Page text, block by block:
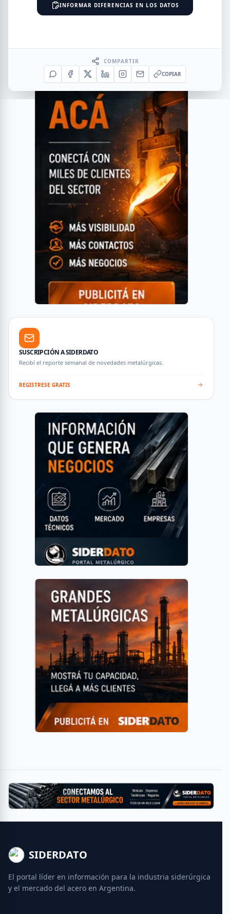
SUSCRIPCIÓN A SIDERDATO
Recibí el reporte semanal de novedades metalúrgicas.
REGISTRESE GRATIS
SIDERDATO
El portal líder en información para la industria siderúrgica
y el mercado del acero en Argentina.
INFORMAR DIFERENCIAS EN LOS DATOS
COMPARTIR
COPIAR